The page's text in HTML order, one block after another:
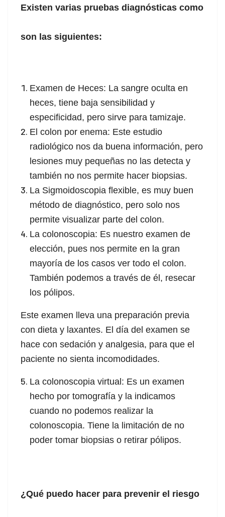
Existen varias pruebas diagnósticas como
son las siguientes:
Examen de Heces: La sangre oculta en
heces, tiene baja sensibilidad y
especificidad, pero sirve para tamizaje.
El colon por enema: Este estudio
radiológico nos da buena información, pero
lesiones muy pequeñas no las detecta y
también no nos permite hacer biopsias.
La Sigmoidoscopia flexible, es muy buen
método de diagnóstico, pero solo nos
permite visualizar parte del colon.
La colonoscopia: Es nuestro examen de
elección, pues nos permite en la gran
mayoría de los casos ver todo el colon.
También podemos a través de él, resecar
los pólipos.
Este examen lleva una preparación previa
con dieta y laxantes. El día del examen se
hace con sedación y analgesia, para que el
paciente no sienta incomodidades.
La colonoscopia virtual: Es un examen
hecho por tomografía y la indicamos
cuando no podemos realizar la
colonoscopia. Tiene la limitación de no
poder tomar biopsias o retirar pólipos.
¿Qué puedo hacer para prevenir el riesgo